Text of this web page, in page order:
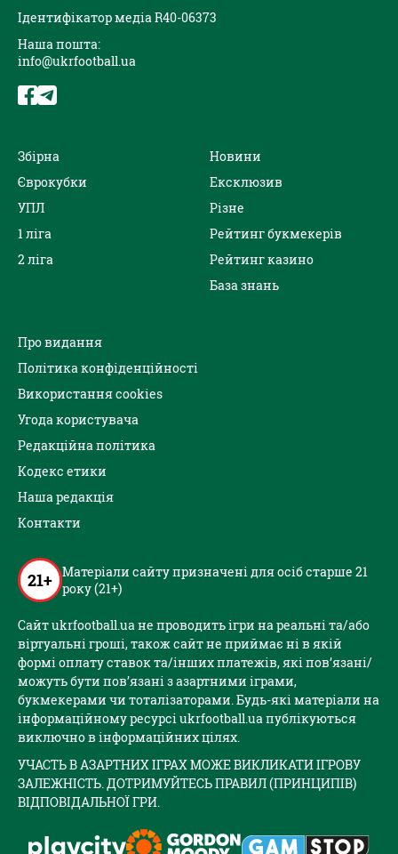
Ідентифікатор медіа R40-06373
Наша пошта:
info@ukrfootball.ua
Збірна
Єврокубки
УПЛ
1 ліга
2 ліга
Новини
Ексклюзив
Різне
Рейтинг букмекерів
Рейтинг казино
База знань
Про видання
Політика конфіденційності
Використання cookies
Угода користувача
Редакційна політика
Кодекс етики
Наша редакція
Контакти
21+ Матеріали сайту призначені для осіб старше 21
року (21+)
Сайт ukrfootball.ua не проводить ігри на реальні та/або
віртуальні гроші, також сайт не приймає ні в якій
формі оплату ставок та/інших платежів, які пов’язані/
можуть бути пов’язані з азартними іграми,
букмекерами чи тоталізаторами. Будь-які матеріали на
інформаційному ресурсі ukrfootball.ua публікуються
виключно в інформаційних цілях.
УЧАСТЬ В АЗАРТНИХ ІГРАХ МОЖЕ ВИКЛИКАТИ ІГРОВУ
ЗАЛЕЖНІСТЬ. ДОТРИМУЙТЕСЬ ПРАВИЛ (ПРИНЦИПІВ)
ВІДПОВІДАЛЬНОЇ ГРИ.